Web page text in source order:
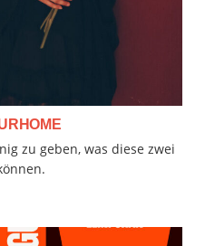
zu geben, was diese zwei